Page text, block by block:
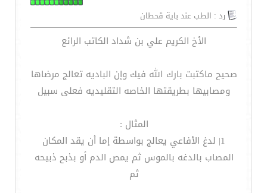
رد : الطب عند باية قحطان
الأخ الكريم علي بن شداد الكاتب الرائع
صحيح ماكتبت بارك الله فيك وإن الباديه تعالج مرضاها
ومصابيها بطريقتها الخاصه التقليديه فعلى سبيل
المثال :
1| لدغ الأفاعي يعالج بواسطة إما أن يقد المكان
المصاب بالدغه بالموس ثم يمص الدم أو بذبح ذبيحه
ثم